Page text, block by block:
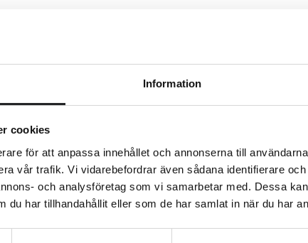
Information
cookies
för att anpassa innehållet och annonserna till
vår trafik. Vi vidarebefordrar även sådana identifierare
och analysföretag som vi samarbetar med. Dessa
du har tillhandahållit eller som de har samlat in när du har